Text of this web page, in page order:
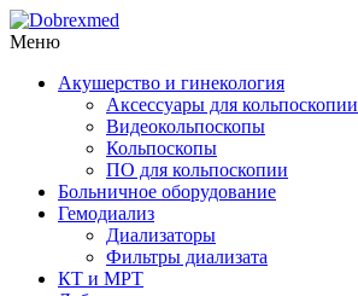
Меню
Акушерство и гинекология
Аксессуары для кольпоскопии
Видеокольпоскопы
Кольпоскопы
ПО для кольпоскопии
Больничное оборудование
Гемодиализ
Диализаторы
Фильтры диализата
КТ и МРТ